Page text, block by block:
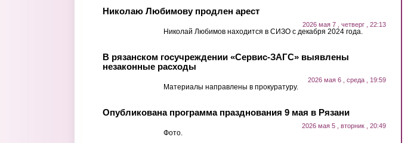
Николаю Любимову продлен арест
2026 мая 7 , четверг , 22:13
Николай Любимов находится в СИЗО с декабря 2024 года.
В рязанском госучреждении «Сервис-ЗАГС» выявлены
незаконные расходы
2026 мая 6 , среда , 19:59
Материалы направлены в прокуратуру.
Опубликована программа празднования 9 мая в Рязани
2026 мая 5 , вторник , 20:49
Фото.